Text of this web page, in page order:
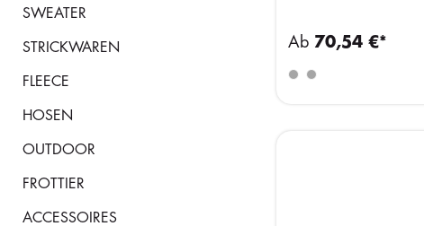
SWEATER
STRICKWAREN
FLEECE
HOSEN
OUTDOOR
FROTTIER
ACCESSOIRES
Ab 70,54 €*